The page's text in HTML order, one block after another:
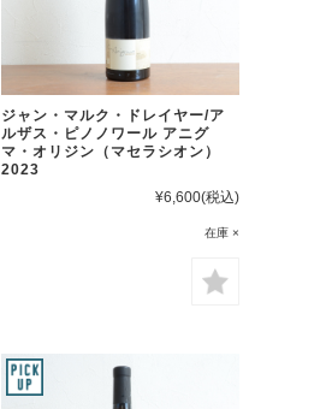
ジャン・マルク・ドレイヤー/ア
ルザス・ピノノワール アニグ
マ・オリジン（マセラシオン）
2023
¥6,600(税込)
在庫 ×